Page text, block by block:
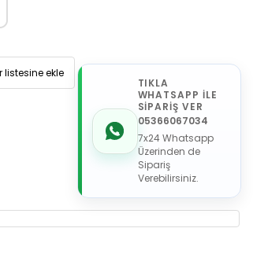
listesine ekle
TIKLA
WHATSAPP İLE
SİPARİŞ VER
05366067034
7x24 Whatsapp
Üzerinden de
Sipariş
Verebilirsiniz.